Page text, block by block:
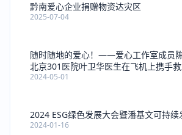
黔南爱心企业捐赠物资达灾区
2025-07-04
随时随地的爱心！——爱心工作室成员
北京301医院叶卫华医生在飞机上携手
2024-05-01
2024 ESG绿色发展大会暨潘基文可持
2024-01-16